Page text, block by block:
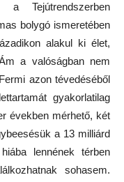
Tejútrendszerben
bolygó ismeretében
alakul ki élet,
a valóságban nem
azon tévedéséből
gyakorlatilag
években mérhető, két
a 13 milliárd
lennének térben
sohasem.